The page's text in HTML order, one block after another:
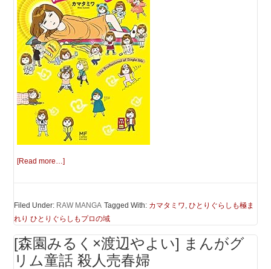
[Read more…]
Filed Under: RAW MANGA Tagged With: カマタミワ,ひとりぐらしも極ま
れり ひとりぐらしもプロの域
[森園みるく×渡辺やよい] まんがグ
リム童話 殺人売春婦